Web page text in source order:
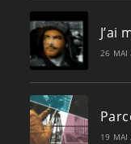
J’ai
26 MAI
19 MAI